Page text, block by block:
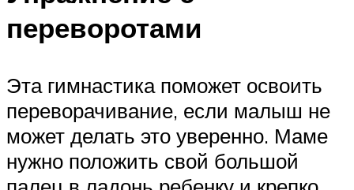
переворотами
Эта гимнастика поможет освоить
переворачивание, если малыш не
может делать это уверенно. Маме
нужно положить свой большой